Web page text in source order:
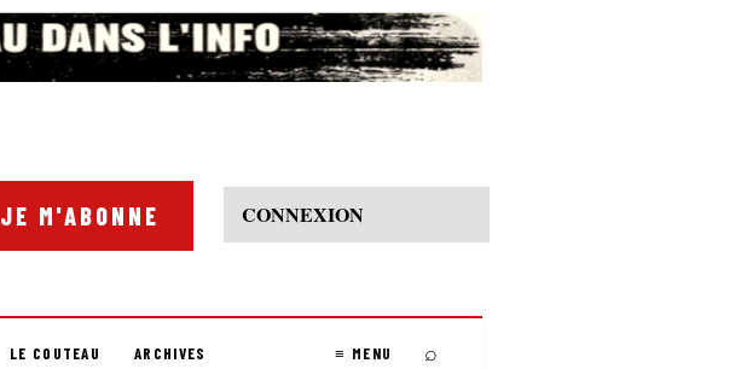
JE M'ABONNE CONNEXION
LE COUTEAU ARCHIVES ≡ MENU ⌕